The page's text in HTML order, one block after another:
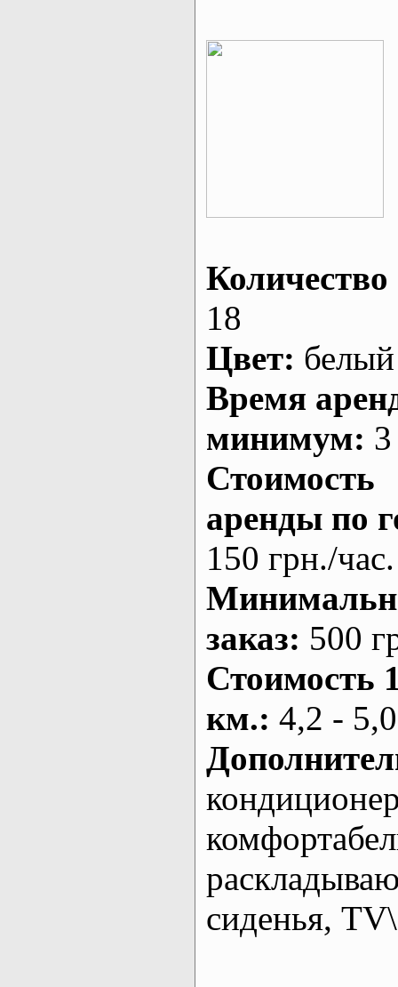
Количество
18
Цвет: белый
Время
минимум:
Стоимость
аренды по
150 грн./час.
заказ: 500
Стоимость
км.: 4,2 -
сиденья,